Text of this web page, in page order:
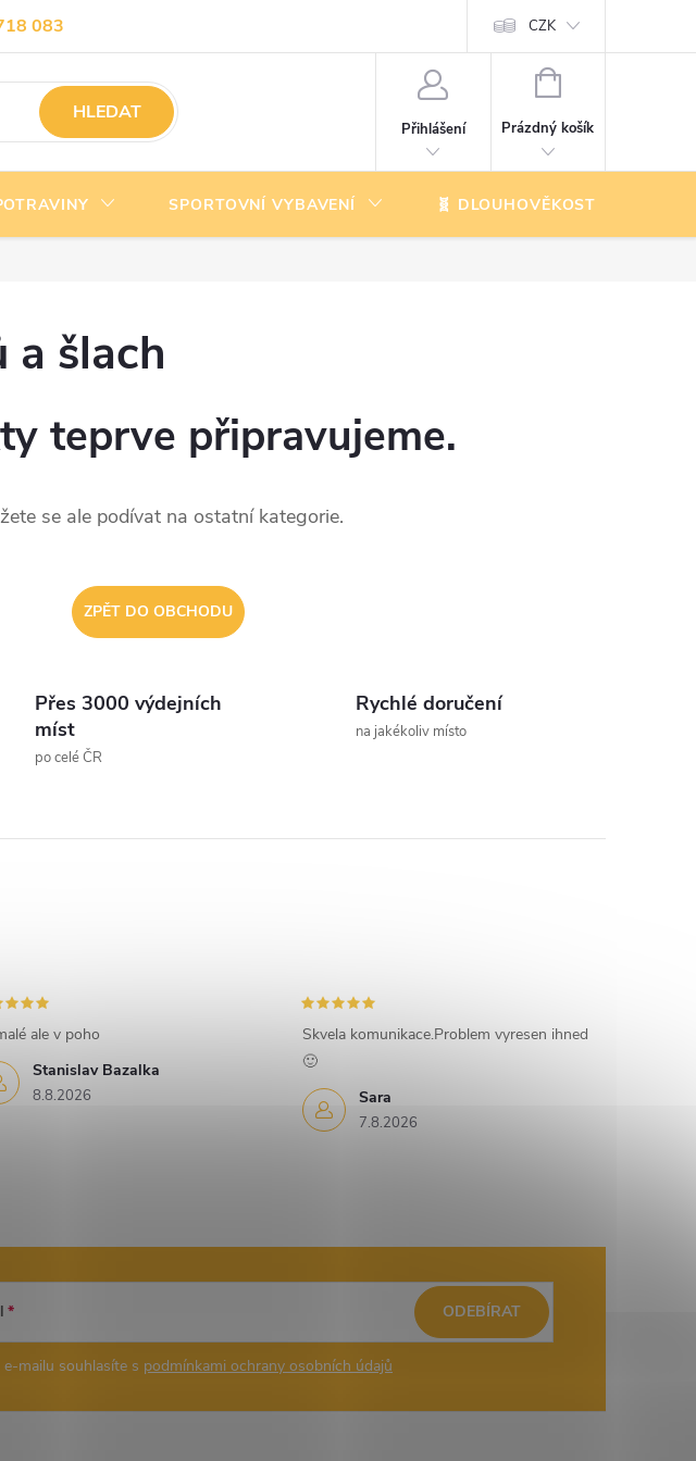
083
Kontakty CZK
HLEDAT
Přihlášení
NÁKUPNÍ
Prázdný košík
SPORTOVNÍ VYBAVENÍ 🧬 DLOUHOVĚKOST
a šlach
teprve připravujeme.
se ale podívat na ostatní kategorie.
ZPĚT DO OBCHODU
Přes 3000 výdejních
míst
po celé ČR
Rychlé doručení
na jakékoliv místo
Stanislav Bazalka
8.8.2026
ale v poho
Sara
7.8.2026
Skvela komunikace.Problem vyresen ihned
🙂
mailu souhlasíte s podmínkami ochrany osobních údajů
ODEBÍRAT